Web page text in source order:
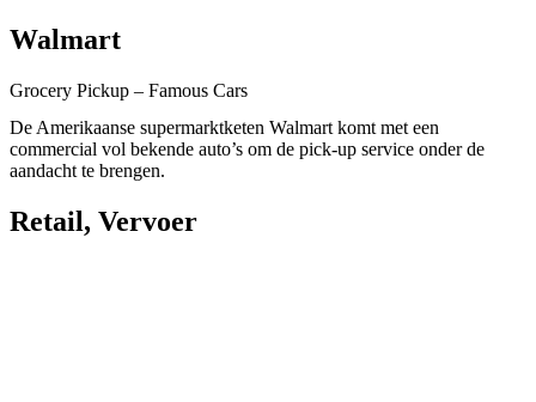
Walmart
Grocery Pickup – Famous Cars
De Amerikaanse supermarktketen Walmart komt met een
commercial vol bekende auto’s om de pick-up service onder de
aandacht te brengen.
Retail, Vervoer